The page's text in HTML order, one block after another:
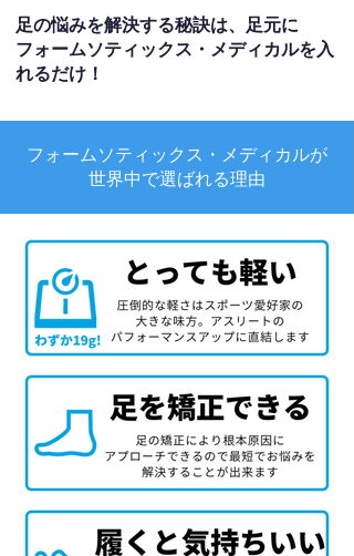
足の悩みを解決する秘訣は、足元に
フォームソティックス・メディカルを入
れるだけ！
フォームソティックス・メディカルが
世界中で選ばれる理由